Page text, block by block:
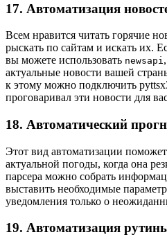
17. Автоматизация
Всем нравится читать горячие
рыскать по сайтам и искать их.
вы можете использовать newsapi
актуальные новости вашей
к этому можно подключить
проговаривал эти новости для
18. Автоматический
Этот вид автоматизации поможет
актуальной погоды, когда она
парсера можно собрать
выставить необходимые
уведомления только о
19. Автоматизация